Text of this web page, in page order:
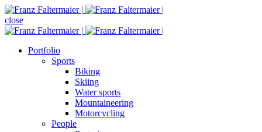
close
Portfolio
Sports
Biking
Skiing
Water sports
Mountaineering
Motorcycling
People